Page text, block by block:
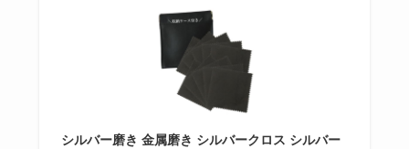
シルバー磨き 金属磨き シルバークロス シルバー